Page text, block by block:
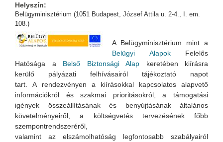
Helyszín:
Belügyminisztérium (1051 Budapest, József Attila u. 2-4., I. em.
108.)
A Belügyminisztérium mint a
Belügyi AlapokFelelős
Hatósága a Belső Biztonsági Alap keretében kiírásra
kerülő pályázati felhívásairól tájékoztató napot
tart. A rendezvényen a kiírásokkal kapcsolatos alapvető
információkról és szakmai prioritásokról, a támogatási
igények összeállításának és benyújtásának általános
követelményeiről, a költségvetés tervezésének főbb
szempontrendszeréről,
valamint az elszámolhatóság legfontosabb szabályairól